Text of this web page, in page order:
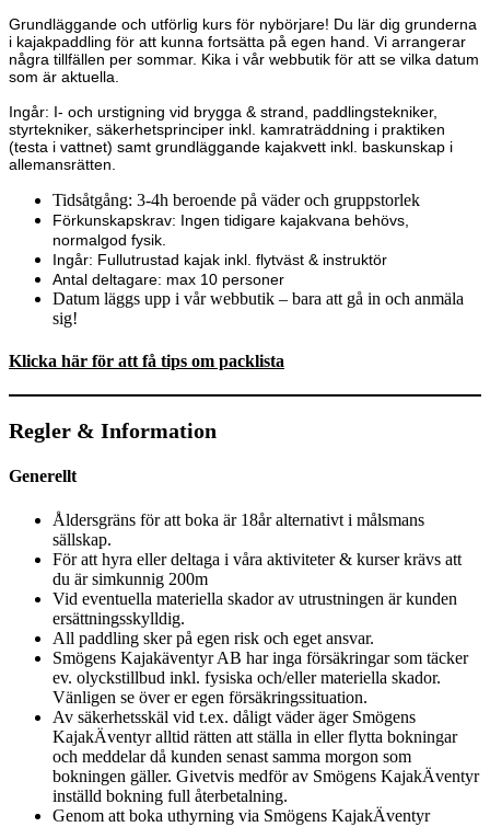
Grundläggande och utförlig kurs för nybörjare! Du lär dig grunderna
i kajakpaddling för att kunna fortsätta på egen hand. Vi arrangerar
några tillfällen per sommar. Kika i vår webbutik för att se vilka datum
som är aktuella.
Ingår: I- och urstigning vid brygga & strand, paddlingstekniker,
styrtekniker, säkerhetsprinciper inkl. kamraträddning i praktiken
(testa i vattnet) samt grundläggande kajakvett inkl. baskunskap i
allemansrätten.
Tidsåtgång: 3-4h beroende på väder och gruppstorlek
Förkunskapskrav: Ingen tidigare kajakvana behövs,
normalgod fysik.
Ingår: Fullutrustad kajak inkl. flytväst & instruktör
Antal deltagare: max 10 personer
Datum läggs upp i vår webbutik – bara att gå in och anmäla
sig!
Klicka här för att få tips om packlista
Regler & Information
Generellt
Åldersgräns för att boka är 18år alternativt i målsmans
sällskap.
För att hyra eller deltaga i våra aktiviteter & kurser krävs att
du är simkunnig 200m
Vid eventuella materiella skador av utrustningen är kunden
ersättningsskylldig.
All paddling sker på egen risk och eget ansvar.
Smögens Kajakäventyr AB har inga försäkringar som täcker
ev. olyckstillbud inkl. fysiska och/eller materiella skador.
Vänligen se över er egen försäkringssituation.
Av säkerhetsskäl vid t.ex. dåligt väder äger Smögens
KajakÄventyr alltid rätten att ställa in eller flytta bokningar
och meddelar då kunden senast samma morgon som
bokningen gäller. Givetvis medför av Smögens KajakÄventyr
inställd bokning full återbetalning.
Genom att boka uthyrning via Smögens KajakÄventyr